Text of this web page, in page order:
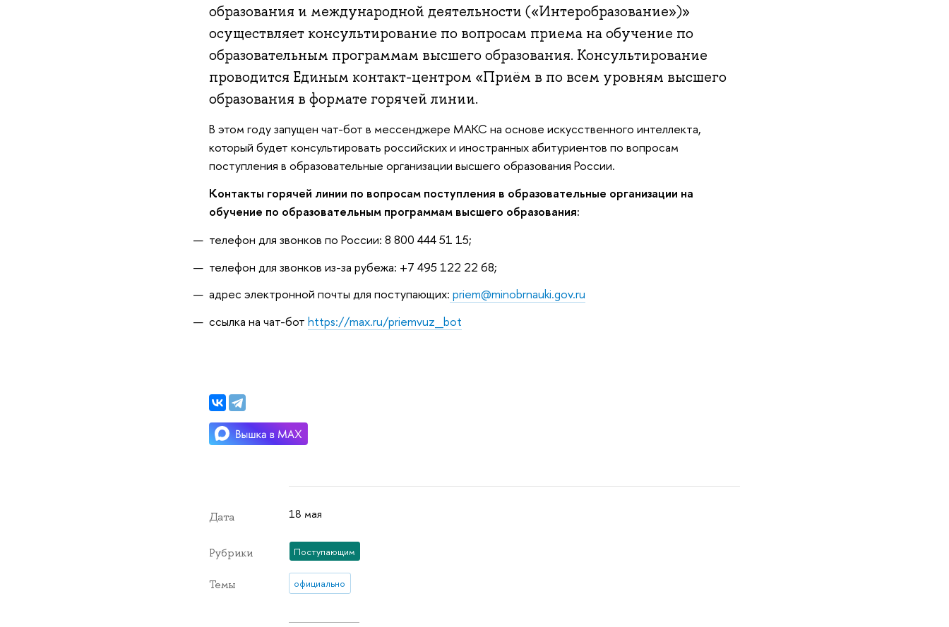
образования и международной деятельности («Интеробразование»)»
осуществляет консультирование по вопросам приема на обучение по
образовательным программам высшего образования. Консультирование
проводится Единым контакт-центром «Приём в по всем уровням высшего
образования в формате горячей линии.
В этом году запущен чат-бот в мессенджере МАКС на основе искусственного интеллекта,
который будет консультировать российских и иностранных абитуриентов по вопросам
поступления в образовательные организации высшего образования России.
Контакты горячей линии по вопросам поступления в образовательные организации на
обучение по образовательным программам высшего образования:
телефон для звонков по России: 8 800 444 51 15;
телефон для звонков из-за рубежа: +7 495 122 22 68;
адрес электронной почты для поступающих: priem@minobrnauki.gov.ru
ссылка на чат-бот https://max.ru/priemvuz_bot
Дата 18 мая
Рубрики Поступающим
Темы официально